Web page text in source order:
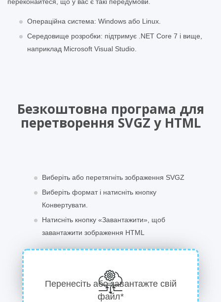
Операційна система: Windows або Linux.
Середовище розробки: підтримує .NET Core 7 і вище,
наприклад Microsoft Visual Studio.
Безкоштовна програма для
перетворення SVGZ у HTML
Виберіть або перетягніть зображення SVGZ
Виберіть формат і натисніть кнопку
Конвертувати.
Натисніть кнопку «Завантажити», щоб
завантажити зображення HTML
Перенесіть або завантажте свій
файл*